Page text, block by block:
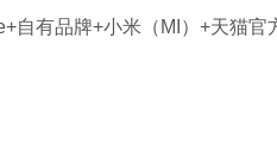
自有品牌+小米（MI）+天猫官